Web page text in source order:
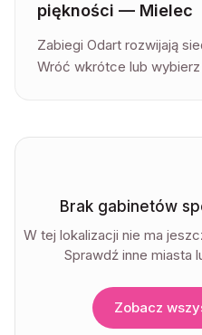
piękności — Mielec
Zabiegi Odart rozwijają
Wróć wkrótce lub wybierz
Lista gabinetów
Brak gabinetów
W tej lokalizacji nie ma
Sprawdź inne miasta
Zobacz